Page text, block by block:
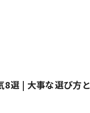
8選 | 大事な選び方と